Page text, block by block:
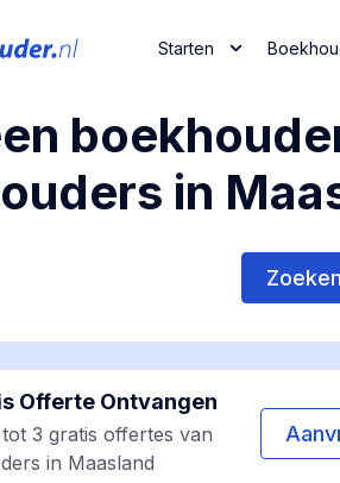
Starten
in
Zoeken
Offerte Ontvangen
3 gratis offertes van
in Maasland